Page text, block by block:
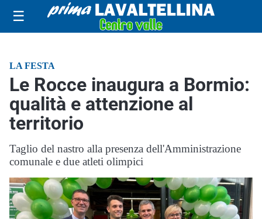
☰
LA FESTA
Le Rocce inaugura a Bormio:
qualità e attenzione al
territorio
Taglio del nastro alla presenza dell'Amministrazione
comunale e due atleti olimpici